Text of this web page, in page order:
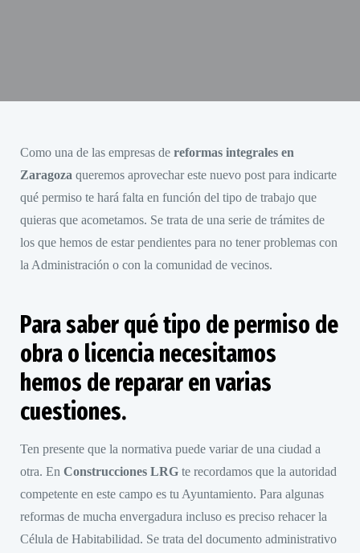
Como una de las empresas de reformas integrales en
Zaragoza queremos aprovechar este nuevo post para indicarte
qué permiso te hará falta en función del tipo de trabajo que
quieras que acometamos. Se trata de una serie de trámites de
los que hemos de estar pendientes para no tener problemas con
la Administración o con la comunidad de vecinos.
Para saber qué tipo de permiso de
obra o licencia necesitamos
hemos de reparar en varias
cuestiones.
Ten presente que la normativa puede variar de una ciudad a
otra. En Construcciones LRG te recordamos que la autoridad
competente en este campo es tu Ayuntamiento. Para algunas
reformas de mucha envergadura incluso es preciso rehacer la
Célula de Habitabilidad. Se trata del documento administrativo